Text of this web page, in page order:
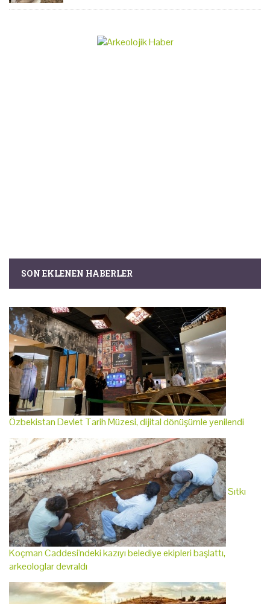
SON EKLENEN HABERLER
Özbekistan Devlet Tarih Müzesi, dijital dönüşümle yenilendi
Sıtkı
Koçman Caddesi'ndeki kazıyı belediye ekipleri başlattı,
arkeologlar devraldı